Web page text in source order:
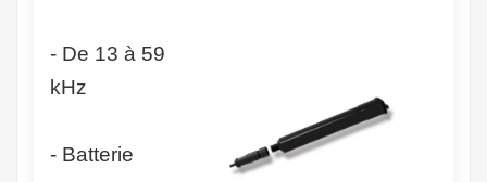
- De 13 à 59
kHz
- Batterie